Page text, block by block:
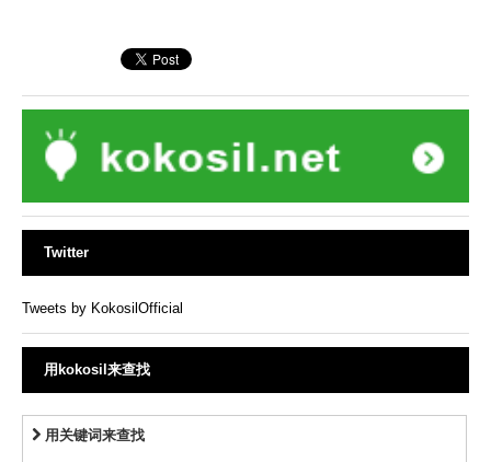
Twitter
Tweets by KokosilOfficial
用kokosil来查找
用关键词来查找